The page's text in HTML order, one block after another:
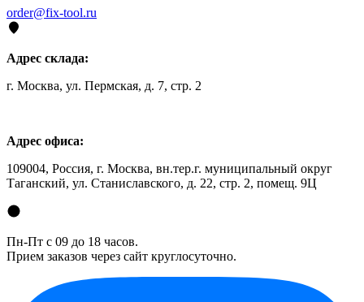
order@fix-tool.ru
Адрес склада:
г. Москва, ул. Пермская, д. 7, стр. 2
Адрес офиса:
109004, Россия, г. Москва, вн.тер.г. муниципальный округ
Таганский, ул. Станиславского, д. 22, стр. 2, помещ. 9Ц
Пн-Пт с 09 до 18 часов.
Прием заказов через сайт круглосуточно.